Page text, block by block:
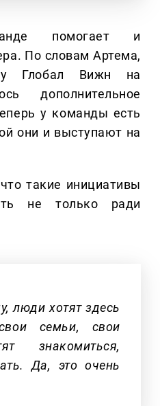
помогает и
По словам Артема,
Глобал Вижн на
дополнительное
у команды есть
они и выступают на
такие инициативы
не только ради
люди хотят здесь
семьи, свои
знакомиться,
Да, это очень